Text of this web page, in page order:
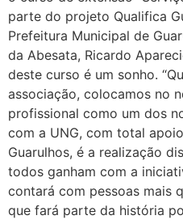
parte do projeto Qualifica
Prefeitura Municipal de
da Abesata, Ricardo
deste curso é um sonho.
associação, colocamos no
profissional como um dos
com a UNG, com total
Guarulhos, é a realização
todos ganham com a
contará com pessoas mais
que fará parte da história